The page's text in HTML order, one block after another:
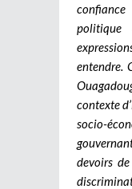
confiance
politique
entendre.
contexte
socio-
devoirs